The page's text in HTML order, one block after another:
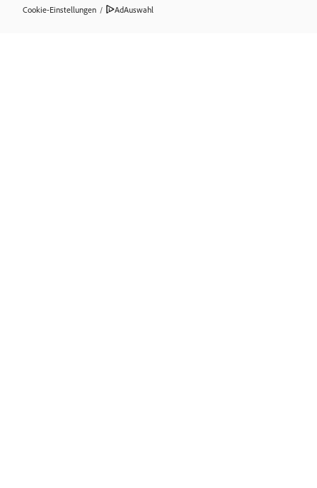
Cookie-Einstellungen / AdAuswahl